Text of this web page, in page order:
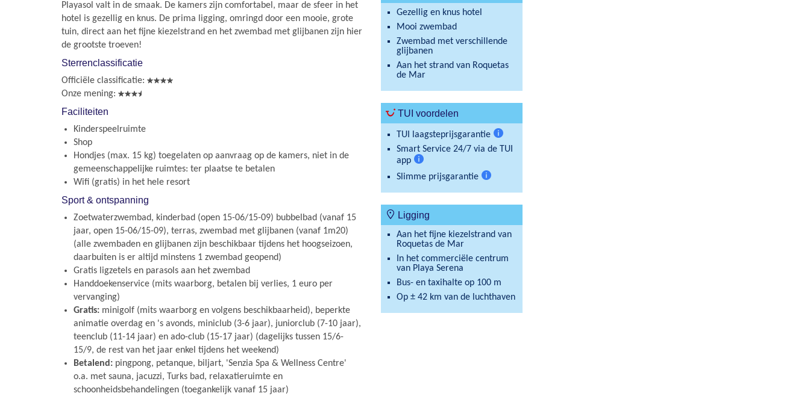
Playasol valt in de smaak. De kamers zijn comfortabel, maar de sfeer in het
hotel is gezellig en knus. De prima ligging, omringd door een mooie, grote
tuin, direct aan het fijne kiezelstrand en het zwembad met glijbanen zijn hier
de grootste troeven!
Sterrenclassificatie
Officiële classificatie:
Onze mening:
Faciliteiten
Kinderspeelruimte
Shop
Hondjes (max. 15 kg) toegelaten op aanvraag op de kamers, niet in de
gemeenschappelijke ruimtes: ter plaatse te betalen
Wifi (gratis) in het hele resort
Sport & ontspanning
Zoetwaterzwembad, kinderbad (open 15-06/15-09) bubbelbad (vanaf 15
jaar, open 15-06/15-09), terras, zwembad met glijbanen (vanaf 1m20)
(alle zwembaden en glijbanen zijn beschikbaar tijdens het hoogseizoen,
daarbuiten is er altijd minstens 1 zwembad geopend)
Gratis ligzetels en parasols aan het zwembad
Handdoekenservice (mits waarborg, betalen bij verlies, 1 euro per
vervanging)
Gratis: minigolf (mits waarborg en volgens beschikbaarheid), beperkte
animatie overdag en 's avonds, miniclub (3-6 jaar), juniorclub (7-10 jaar),
teenclub (11-14 jaar) en ado-club (15-17 jaar) (dagelijks tussen 15/6-
15/9, de rest van het jaar enkel tijdens het weekend)
Betalend: pingpong, petanque, biljart, 'Senzia Spa & Wellness Centre'
o.a. met sauna, jacuzzi, Turks bad, relaxatieruimte en
schoonheidsbehandelingen (toegankelijk vanaf 15 jaar)
Gezellig en knus hotel
Mooi zwembad
Zwembad met verschillende
glijbanen
Aan het strand van Roquetas
de Mar
TUI voordelen
TUI laagsteprijsgarantie
Meer
Smart Service 24/7 via de TUI
app
informatie
Slimme prijsgarantie
Ligging
Aan het fijne kiezelstrand van
Roquetas de Mar
In het commerciële centrum
van Playa Serena
Bus- en taxihalte op 100 m
Op ± 42 km van de luchthaven